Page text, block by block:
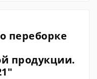
переборке
продукции.